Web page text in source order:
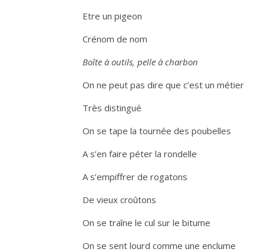
Etre un pigeon
Crénom de nom
Boîte à outils, pelle à charbon
On ne peut pas dire que c’est un métier
Très distingué
On se tape la tournée des poubelles
A s’en faire péter la rondelle
A s’empiffrer de rogatons
De vieux croûtons
On se traîne le cul sur le bitume
On se sent lourd comme une enclume